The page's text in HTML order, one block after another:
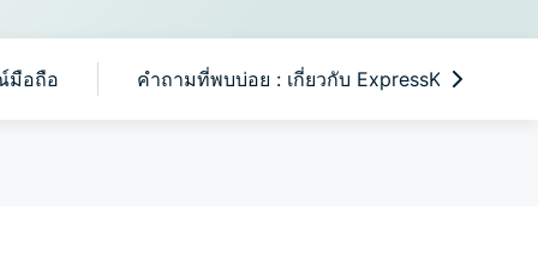
มือถือ คำถามที่พบบ่อย : เกี่ยวกับ ExpressKeys